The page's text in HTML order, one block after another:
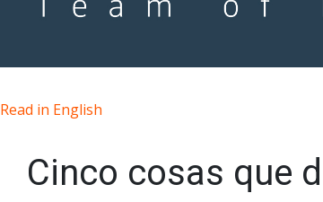
Read in English
Cinco cosas que